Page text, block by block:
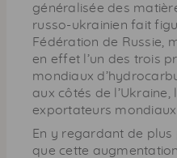
généralisée des
russo-ukrainien fait
Fédération de Russie,
en effet l’un des trois
mondiaux
aux côtés de l’Ukraine,
exportateurs mondiaux
En y regardant de
que cette